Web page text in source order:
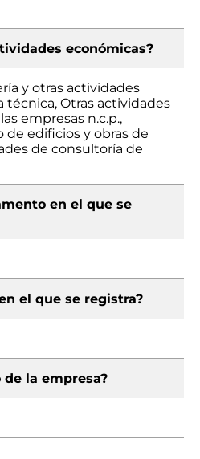
económicas?
y otras actividades
técnica, Otras actividades
empresas n.c.p.,
de edificios y obras de
de consultoría de
en el que se
el que se registra?
de la empresa?